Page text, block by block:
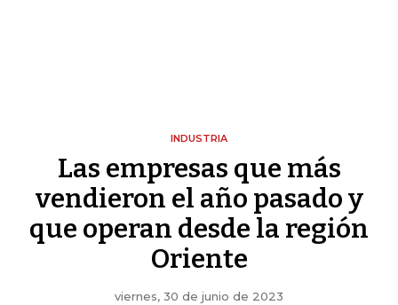
INDUSTRIA
Las empresas que más
vendieron el año pasado y
que operan desde la región
Oriente
viernes, 30 de junio de 2023